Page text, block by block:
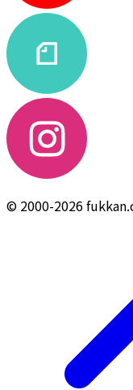
© 2000-2026